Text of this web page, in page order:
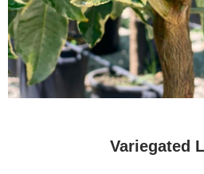
Variegated